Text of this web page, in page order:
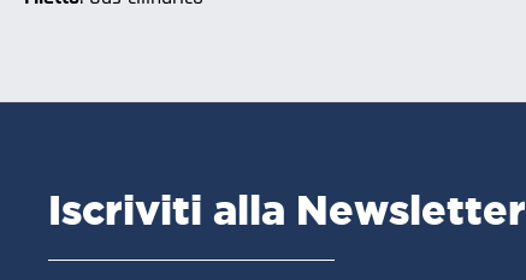
Iscriviti alla Newsletter